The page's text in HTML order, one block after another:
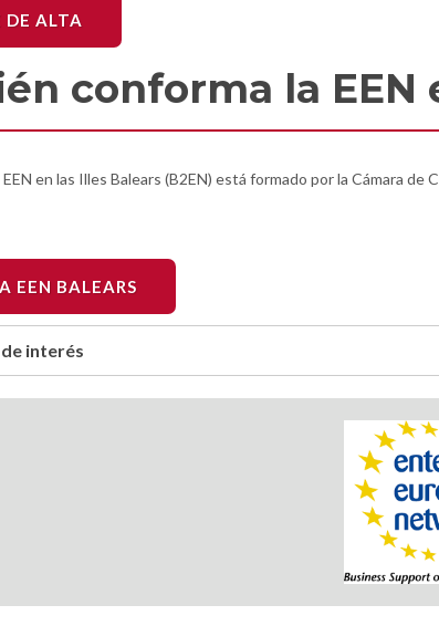
DE ALTA
conforma la EEN
EEN en las Illes Balears (B2EN) está formado por la Cámara
EEN BALEARS
interés